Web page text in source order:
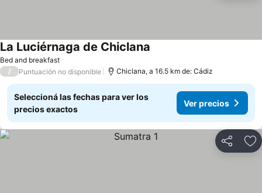
Bed and breakfast
La Luciérnaga de Chiclana
/ Puntuación no disponible Chiclana, a 16.5 km de: Cádiz
Seleccioná las fechas para ver los
precios exactos
Ver precios
Compartir